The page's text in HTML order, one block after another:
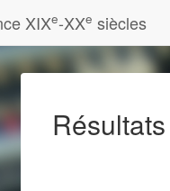
XIXe-XXe siècles